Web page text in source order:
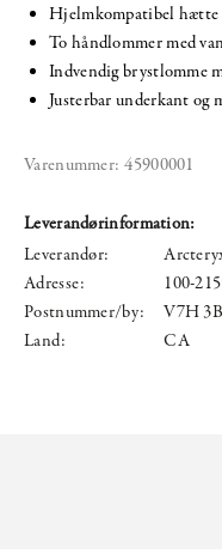
Hjelmkompatibel hætte
To håndlommer med
Indvendig brystlomme
Justerbar underkant og
Varenummer: 45900001
Leverandørinformation:
Leverandør:
Adresse:
100-
Postnummer/by:
V7H
Land:
CA